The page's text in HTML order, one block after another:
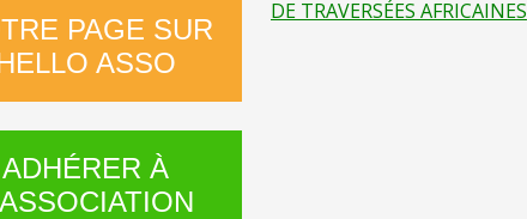
PAGE SUR
ASSO
ADHÉRER À
DE TRAVERSÉES AFRICAINES